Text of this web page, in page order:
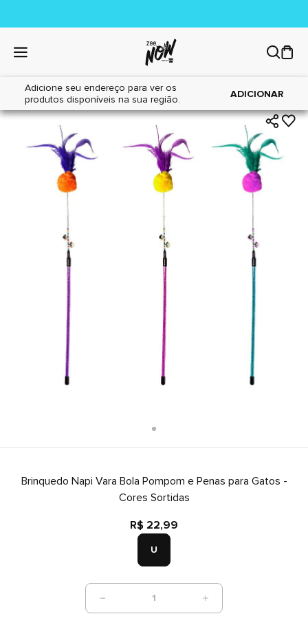
Adicione seu endereço para ver os
produtos disponíveis na sua região.
ADICIONAR
Home|Gatos|Brinquedos
Brinquedo Napi Vara Bola Pompom e Penas para Gatos -
Cores Sortidas
R$ 22,99
U
1